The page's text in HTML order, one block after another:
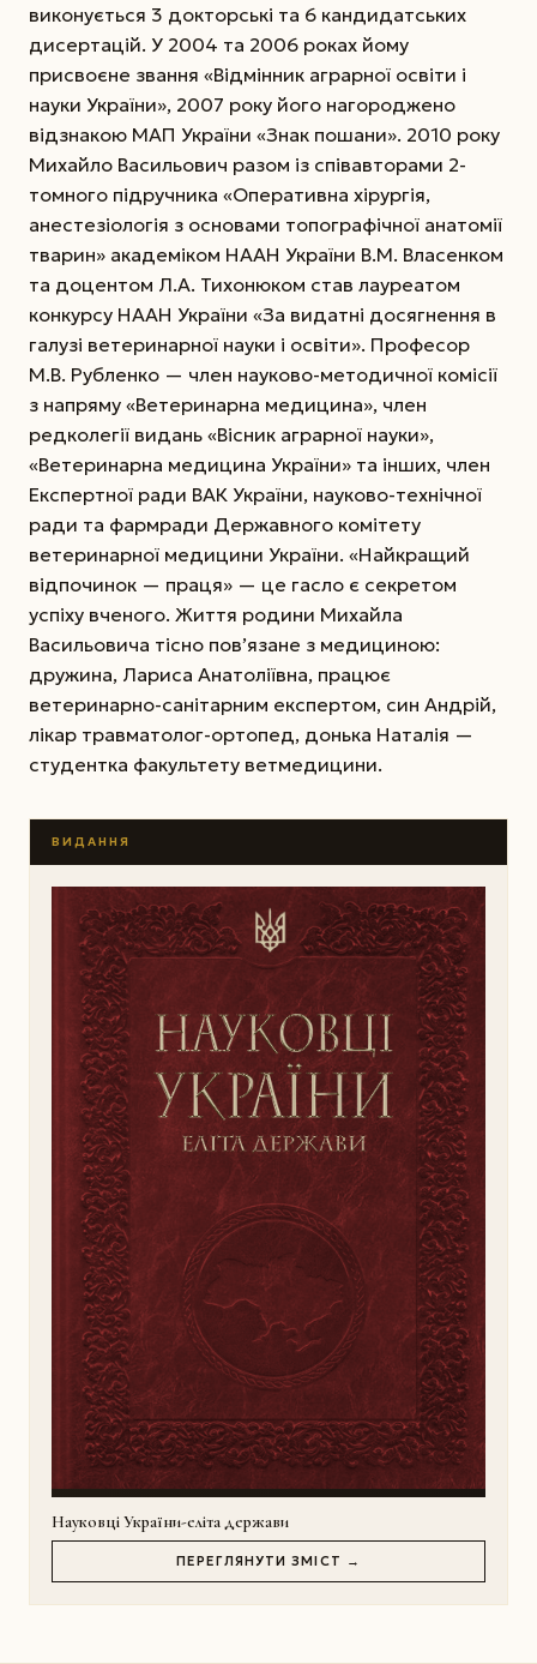
виконується 3 докторські та 6 кандидатських
дисертацій. У 2004 та 2006 роках йому
присвоєне звання «Відмінник аграрної освіти і
науки України», 2007 року його нагороджено
відзнакою МАП України «Знак пошани». 2010 року
Михайло Васильович разом із співавторами 2-
томного підручника «Оперативна хірургія,
анестезіологія з основами топографічної анатомії
тварин» академіком НААН України В.М. Власенком
та доцентом Л.А. Тихонюком став лауреатом
конкурсу НААН України «За видатні досягнення в
галузі ветеринарної науки і освіти». Професор
М.В. Рубленко — член науково-методичної комісії
з напряму «Ветеринарна медицина», член
редколегії видань «Вісник аграрної науки»,
«Ветеринарна медицина України» та інших, член
Експертної ради ВАК України, науково-технічної
ради та фармради Державного комітету
ветеринарної медицини України. «Найкращий
відпочинок — праця» — це гасло є секретом
успіху вченого. Життя родини Михайла
Васильовича тісно пов’язане з медициною:
дружина, Лариса Анатоліївна, працює
ветеринарно-санітарним експертом, син Андрій,
лікар травматолог-ортопед, донька Наталія —
студентка факультету ветмедицини.
ВИДАННЯ
Науковці України-еліта держави
ПЕРЕГЛЯНУТИ ЗМІСТ →